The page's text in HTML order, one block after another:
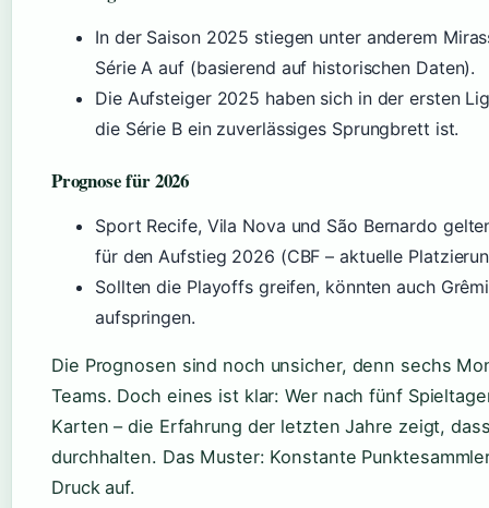
In der Saison 2025 stiegen unter anderem
Série A auf (basierend auf historischen Daten).
Die Aufsteiger 2025 haben sich in der ersten
die Série B ein zuverlässiges Sprungbrett ist.
Prognose für 2026
Sport Recife, Vila Nova und São Bernardo
für den Aufstieg 2026 (CBF – aktuelle
Sollten die Playoffs greifen, könnten auch
aufspringen.
Die Prognosen sind noch unsicher, denn sechs
Teams. Doch eines ist klar: Wer nach fünf
Karten – die Erfahrung der letzten Jahre zeigt,
durchhalten. Das Muster: Konstante
Druck auf.